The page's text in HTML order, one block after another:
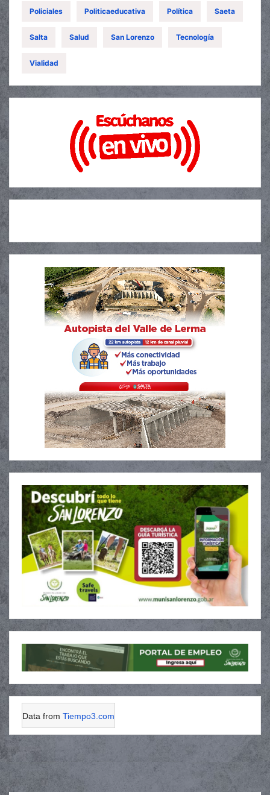
Policiales Politicaeducativa Política Saeta
Salta Salud San Lorenzo Tecnología
Vialidad
Data from Tiempo3.com